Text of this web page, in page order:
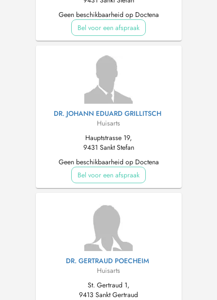
Geen beschikbaarheid op Doctena
Bel voor een afspraak
DR. JOHANN EDUARD GRILLITSCH
Huisarts
Hauptstrasse 19,
9431 Sankt Stefan
Geen beschikbaarheid op Doctena
Bel voor een afspraak
DR. GERTRAUD POECHEIM
Huisarts
St. Gertraud 1,
9413 Sankt Gertraud